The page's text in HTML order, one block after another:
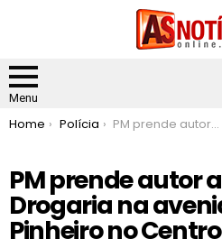
Menu
You are here:
Home Polícia PM prende autor após assaltar Drogaria na avenida João Pinheiro no Centro de Itabira
PM prende autor
Drogaria na
Pinheiro no